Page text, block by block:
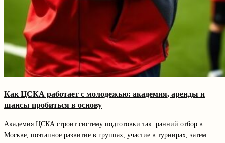
Как ЦСКА работает с молодежью: академия, аренды и
шансы пробиться в основу
Академия ЦСКА строит систему подготовки так: ранний отбор в
Москве, поэтапное развитие в группах, участие в турнирах, затем…